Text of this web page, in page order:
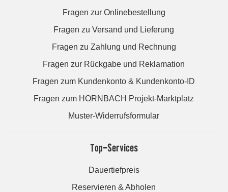
Fragen zur Onlinebestellung
Fragen zu Versand und Lieferung
Fragen zu Zahlung und Rechnung
Fragen zur Rückgabe und Reklamation
Fragen zum Kundenkonto & Kundenkonto-ID
Fragen zum HORNBACH Projekt-Marktplatz
Muster-Widerrufsformular
Top-Services
Dauertiefpreis
Reservieren & Abholen